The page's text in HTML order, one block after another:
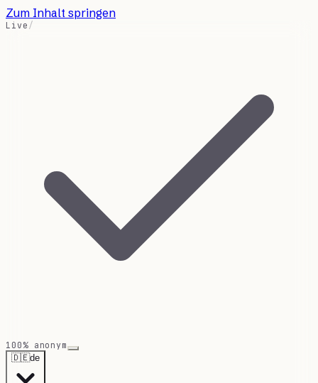
Zum Inhalt springen
Live /
100% anonym
🇩🇪de